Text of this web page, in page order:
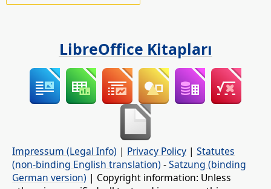
LibreOffice Kitapları
Impressum (Legal Info) | Privacy Policy | Statutes
(non-binding English translation) -Satzung (binding
German version) | Copyright information: Unless